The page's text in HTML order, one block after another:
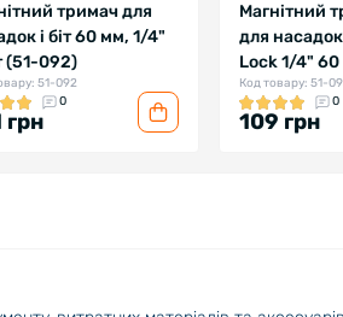
тримач для
і біт 60 мм, 1/4"
(51-092)
51-092
0
грн
Магнітний
для насадок
Lock 1/4"
Код товару: 51-
0
109 грн